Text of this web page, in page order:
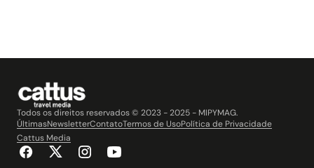
Todos os direitos reservados © 2023 - 2025 - MIPYMAG.
ÚltimasNewsletterContatoTermos de UsoPolítica de Privacidade
Cattus Media